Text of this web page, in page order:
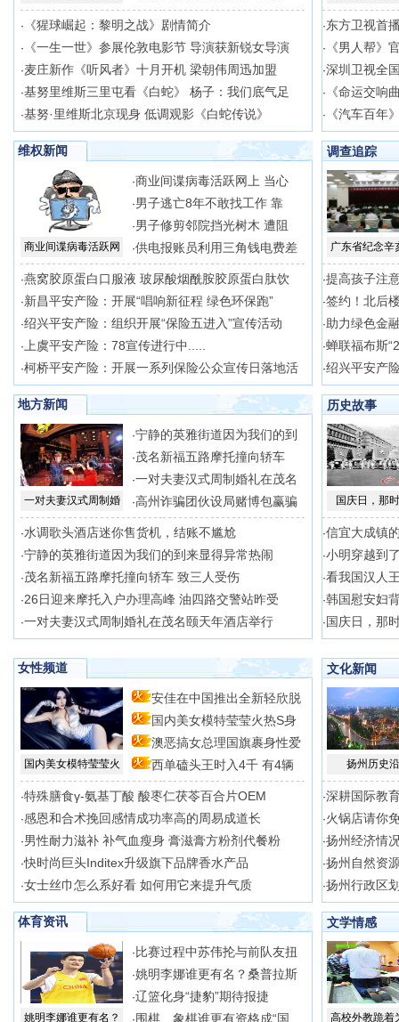
· 《猩球崛起：黎明之战》剧情简介
· 《一生一世》参展伦敦电影节 导演获新锐女导演
·麦庄新作《听风者》十月开机 梁朝伟周迅加盟
·基努里维斯三里屯看《白蛇》 杨子：我们底气足
·基努·里维斯北京现身 低调观影《白蛇传说》
·东方卫视首
· 《男人帮》
·深圳卫视全
· 《命运交响
· 《汽车百年
维权新闻
商业间谍病毒活跃网
·商业间谍病毒活跃网上 当心
·男子逃亡8年不敢找工作 靠
·男子修剪邻院挡光树木 遭阻
·供电报账员利用三角钱电费差
·燕窝胶原蛋白口服液 玻尿酸烟酰胺胶原蛋白肽饮
·新昌平安产险：开展“唱响新征程 绿色环保跑”
·绍兴平安产险：组织开展“保险五进入”宣传活动
· 上虞平安产险：78宣传进行中.....
·柯桥平安产险：开展一系列保险公众宣传日落地活
调查追踪
广东省纪念辛
·提高孩子注
·签约！北后
·助力绿色金
·蝉联福布斯
·绍兴平安产
地方新闻
一对夫妻汉式周制婚
·宁静的英雅街道因为我们的到
·茂名新福五路摩托撞向轿车
·一对夫妻汉式周制婚礼在茂名
·高州诈骗团伙设局赌博包赢骗
·水调歌头酒店迷你售货机，结账不尴尬
·宁静的英雅街道因为我们的到来显得异常热闹
·茂名新福五路摩托撞向轿车 致三人受伤
·26日迎来摩托入户办理高峰 油四路交警站昨受
·一对夫妻汉式周制婚礼在茂名颐天年酒店举行
历史故事
国庆日，那
·信宜大成镇
·小明穿越到
·看我国汉人
·韩国慰安妇
· 国庆日，那
女性频道
国内美女模特莹莹火
安佳在中国推出全新轻欣脱
脂 国内美女模特莹莹火热S身
型 澳恶搞女总理国旗裹身性爱
场 西单磕头王时入4千 有4辆
·特殊膳食γ-氨基丁酸 酸枣仁茯苓百合片OEM
·感恩和合术挽回感情成功率高的周易成道长
·男性耐力滋补 补气血瘦身 膏滋膏方粉剂代餐粉
·快时尚巨头Inditex升级旗下品牌香水产品
·女士丝巾怎么系好看 如何用它来提升气质
文化新闻
扬州历史
·深耕国际教
·火锅店请你
·扬州经济情
·扬州自然资
·扬州行政区
体育资讯
姚明李娜谁更有名？
· 比赛过程中苏伟抡与前队友扭
·姚明李娜谁更有名？桑普拉斯
·辽篮化身“捷豹”期待报捷
· 围棋、象棋谁更有资格成“国
文学情感
高校外教跪着